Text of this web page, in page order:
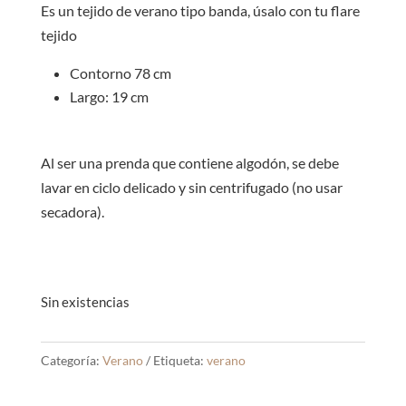
S/30.00.S/
Es un tejido de verano tipo banda, úsalo con tu flare
tejido
Contorno 78 cm
Largo: 19 cm
Al ser una prenda que contiene algodón, se debe
lavar en ciclo delicado y sin centrifugado (no usar
secadora).
Sin existencias
Categoría: Verano Etiqueta: verano